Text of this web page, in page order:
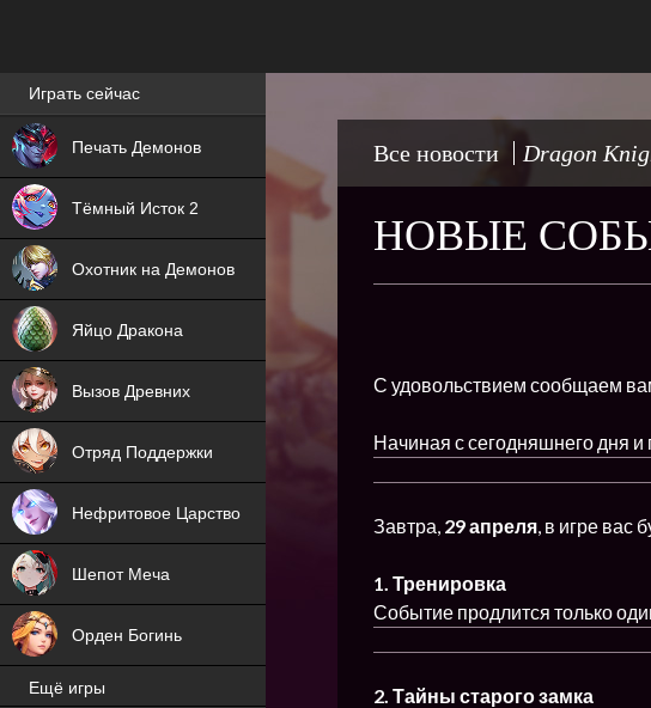
Все новости Dragon
НОВЫЕ
С удовольствием сообщаем
Начиная с сегодняшнего дня и
Завтра, 29 апреля, в игре вас
1. Тренировка
Событие продлится только
2. Тайны старого замка
Лучшие игры онлайн
Играть сейчас
Печать Демонов
NEW
Тёмный Исток 2
NEW
Охотник на Демонов
ХИТ
Яйцо Дракона
NEW
Вызов Древних
ХИТ
Отряд Поддержки
ХИТ
Нефритовое Царство
Шепот Меча
Орден Богинь
Ещё игры